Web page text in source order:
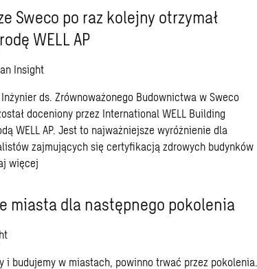
Sweco po raz kolejny otrzymał
WELL AP
Insight
ds. Zrównoważonego Budownictwa w Sweco
doceniony przez International WELL Building
WELL AP. Jest to najważniejsze wyróżnienie dla
zajmujących się certyfikacją zdrowych budynków
więcej
miasta dla następnego pokolenia
i budujemy w miastach, powinno trwać przez pokolenia.